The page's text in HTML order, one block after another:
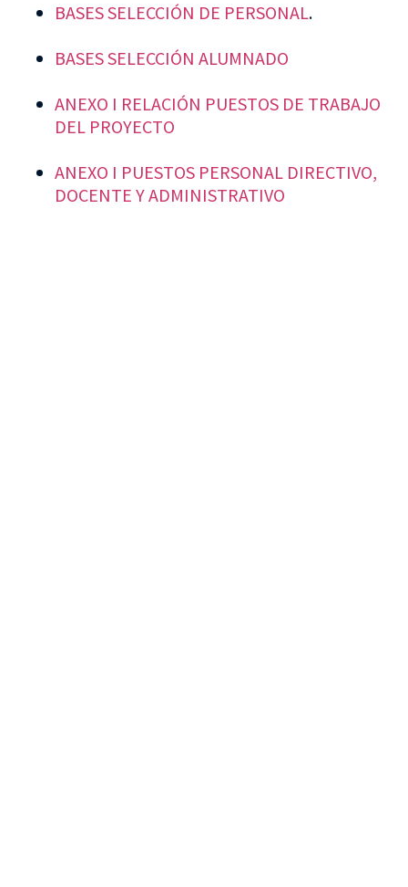
BASES SELECCIÓN DE PERSONAL.
BASES SELECCIÓN ALUMNADO
ANEXO I RELACIÓN PUESTOS DE TRABAJO
DEL PROYECTO
ANEXO I PUESTOS PERSONAL DIRECTIVO,
DOCENTE Y ADMINISTRATIVO